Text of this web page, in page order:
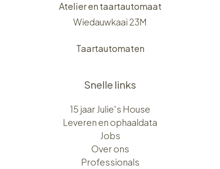
Atelier en taartautomaat
Wiedauwkaai 23M
Taartautomaten
Snelle links
15 jaar Julie's House
Leveren en ophaaldata
Jobs
Over ons​​
Professionals